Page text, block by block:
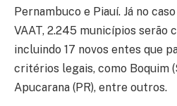
Pernambuco e Piauí. Já no
VAAT, 2.245 municípios serão
incluindo 17 novos entes que
critérios legais, como Boquim
Apucarana (PR), entre outros.